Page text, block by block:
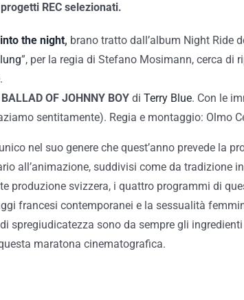
REC selezionati.
into the night, brano tratto dall’album Night Ride
”, per la regia di Stefano Mosimann, cerca di
OF JOHNNY BOY di Terry Blue. Con le
sentitamente). Regia e montaggio: Olmo
nel suo genere che quest’anno prevede la
all’animazione, suddivisi come da tradizione
produzione svizzera, i quattro programmi di
francesi contemporanei e la sessualità
spregiudicatezza sono da sempre gli
maratona cinematografica.